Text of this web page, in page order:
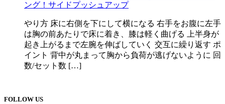
ング！サイドプッシュアップ
やり方 床に右側を下にして横になる 右手をお腹に左手
は胸の前あたりで床に着き、膝は軽く曲げる 上半身が
起き上がるまで左腕を伸ばしていく 交互に繰り返す ポ
イント 背中が丸まって胸から負荷が逃げないように 回
数/セット数 […]
FOLLOW US